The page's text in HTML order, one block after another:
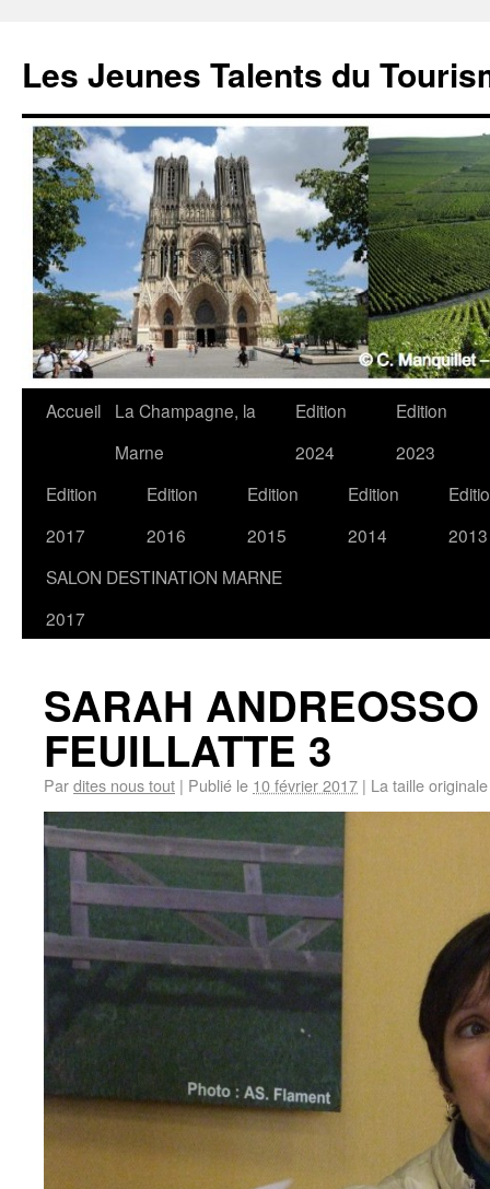
Les Jeunes Talents du
Accueil
La Champagne, la
Marne
Edition
2024
Edition
2023
Edition
2017
Edition
2016
Edition
2015
Edition
2014
2013
SALON DESTINATION MARNE
2017
SARAH
FEUILLATTE 3
Pardites nous tout | Publié le 10 février 2017 | La taille